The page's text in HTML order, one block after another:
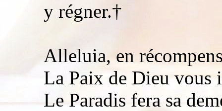
y régner.†
Alleluia, en
La Paix de Dieu vous
Le Paradis fera sa